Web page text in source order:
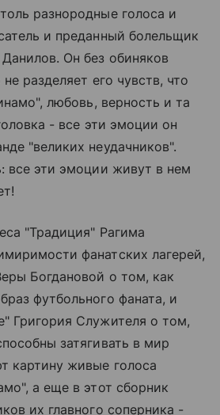
разнородные голоса и
и преданный болельщик
Он без обиняков
разделяет его чувств, что
любовь, верность и та
- все эти эмоции он
"великих неудачников".
все эти эмоции живут в нем
"Традиция" Рагима
фанатских лагерей,
Богдановой о том, как
футбольного фаната, и
Григория Служителя о том,
затягивать в мир
картину живые голоса
а еще в этот сборник
их главного соперника -